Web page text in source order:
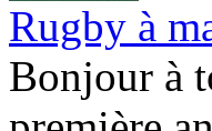
Rugby à
Bonjour à